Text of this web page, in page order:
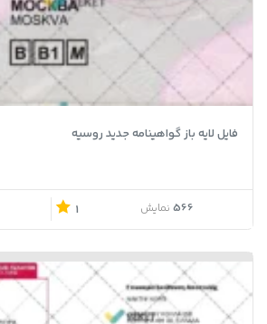
فایل لایه باز گواهینامه جدید روسیه
566 نمایش 1